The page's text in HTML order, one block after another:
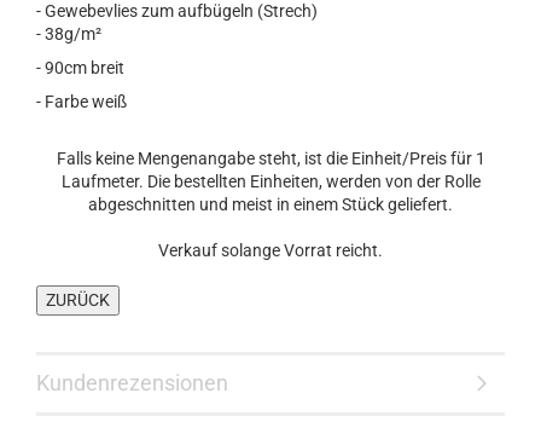
- Gewebevlies zum aufbügeln (Strech)
- 38g/m²
- 90cm breit
- Farbe weiß
Falls keine Mengenangabe steht, ist die Einheit/Preis für 1
Laufmeter. Die bestellten Einheiten, werden von der Rolle
abgeschnitten und meist in einem Stück geliefert.
Verkauf solange Vorrat reicht.
Kundenrezensionen